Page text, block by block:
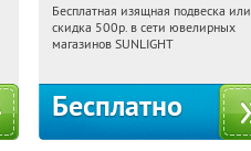
13:05:52 Получили:
Россия
Бесплатная изящная подвеска или
скидка 500р. в сети ювелирных
магазинов SUNLIGHT
Бесплатно